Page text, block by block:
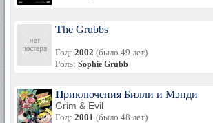
The Grubbs
Год: 2002 (было 49 лет)
Роль: Sophie Grubb
Приключения Билли и Мэнди
Grim & Evil
Год: 2001 (было 48 лет)